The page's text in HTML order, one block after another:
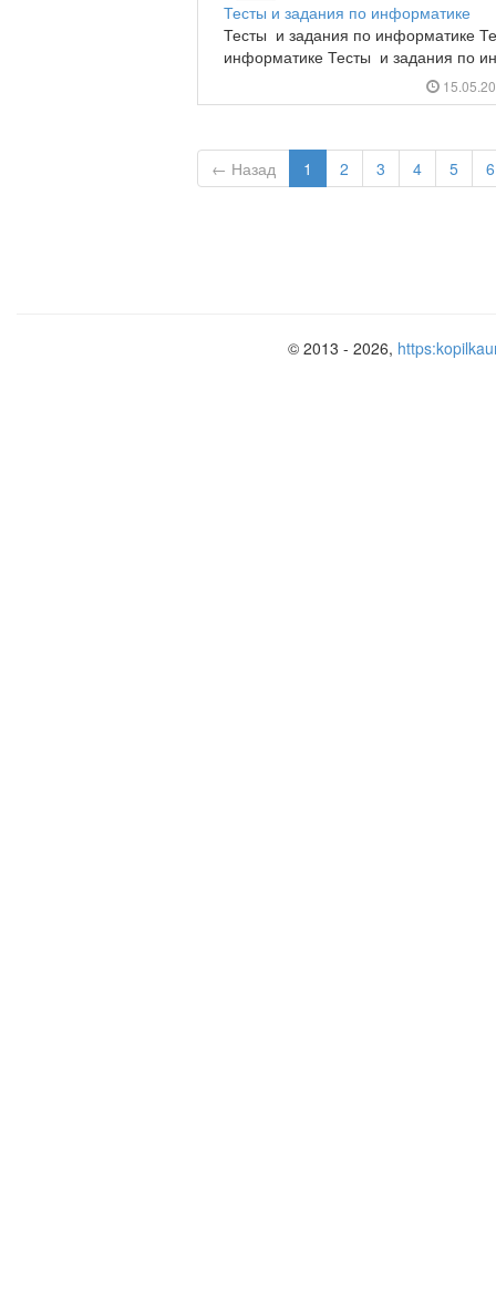
Тесты и задания по информатике
Тесты и задания по информатике
информатике Тесты и задания по
← Назад 1 2 3 4 5 6
© 2013 - 2026,